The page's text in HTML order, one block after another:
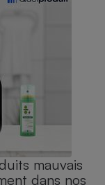
mauvais
dans nos